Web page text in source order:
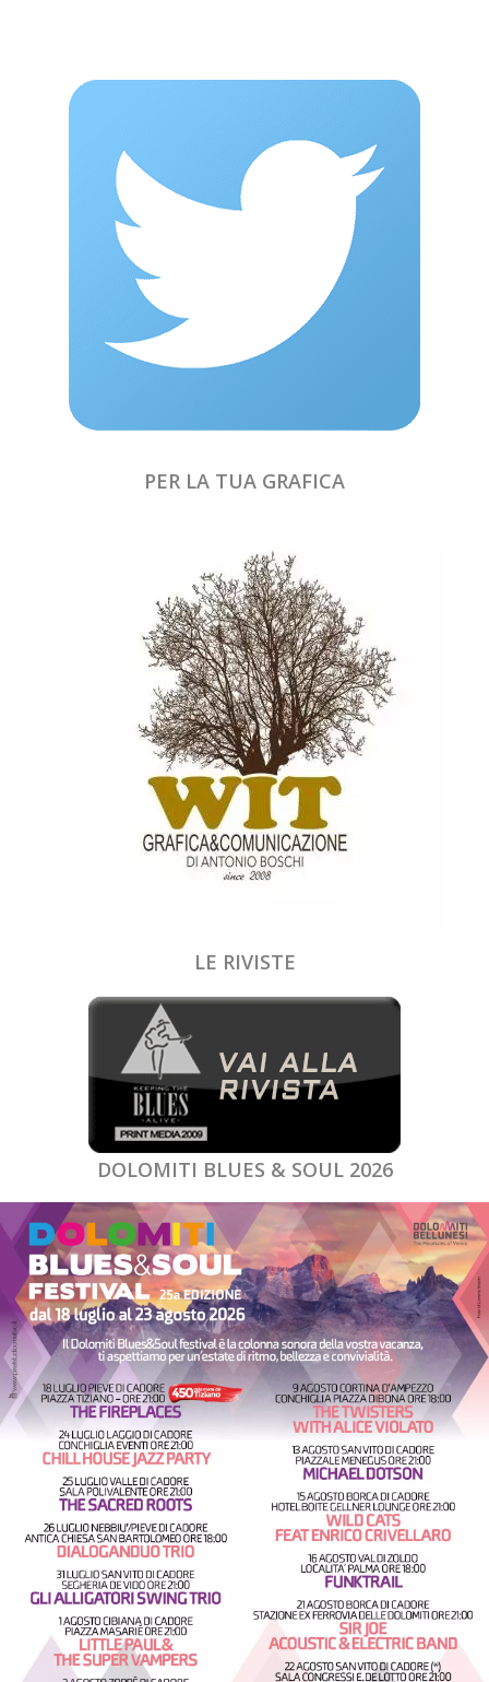
PER LA TUA GRAFICA
LE RIVISTE
DOLOMITI BLUES & SOUL 2026